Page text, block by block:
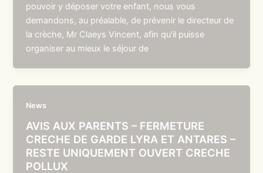
pouvoir y déposer votre enfant, nous vous
demandons, au préalable, de prévenir le directeur de
la crèche, Mr Claeys Vincent, afin qu’il puisse
organiser au mieux le séjour de
News
AVIS AUX PARENTS – FERMETURE
CRECHE DE GARDE LYRA ET ANTARES –
RESTE UNIQUEMENT OUVERT CRECHE
POLLUX